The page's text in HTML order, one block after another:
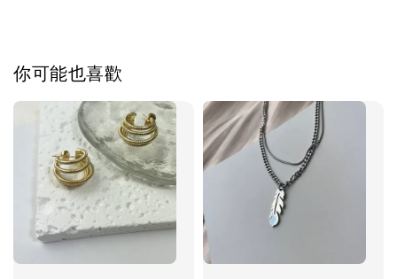
飾品禮物盒加價購
你可能也喜歡